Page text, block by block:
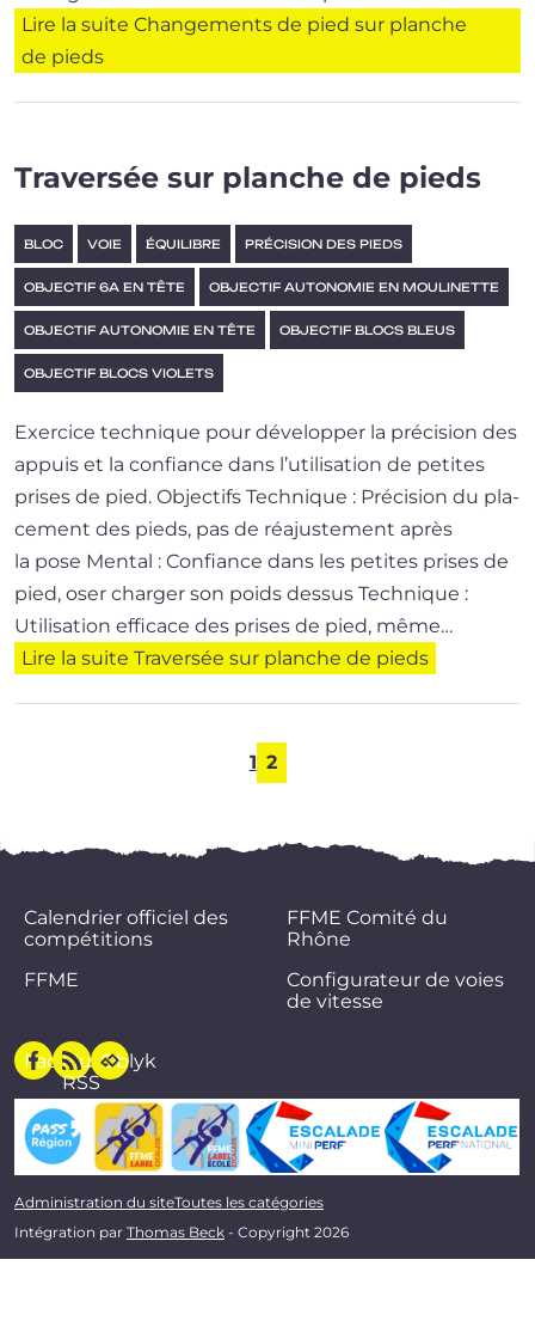
Lire la suite Changements de pied sur planche
de pieds
Traversée sur planche de pieds
BLOC VOIE ÉQUILIBRE PRÉCISION DES PIEDS
OBJECTIF 6A EN TÊTE OBJECTIF AUTONOMIE EN MOULINETTE
OBJECTIF AUTONOMIE EN TÊTE OBJECTIF BLOCS BLEUS
OBJECTIF BLOCS VIOLETS
Exercice tech­nique pour déve­lop­per la pré­ci­sion des
appuis et la confiance dans l’u­ti­li­sa­tion de petites
prises de pied. Objectifs Technique : Précision du pla­
ce­ment des pieds, pas de réajus­te­ment après
la pose Mental : Confiance dans les petites prises de
pied, oser char­ger son poids dessus Technique :
Utilisation effi­cace des prises de pied, même…
Lire la suite Traversée sur planche de pieds
1 2
Calendrier officiel des
compétitions
FFME
FFME Comité du
Rhône
Configurateur de voies
de vitesse
Facebook
Flux
RSS
Oblyk
Administration du siteToutes les catégories
Intégration par Thomas Beck - Copyright 2026